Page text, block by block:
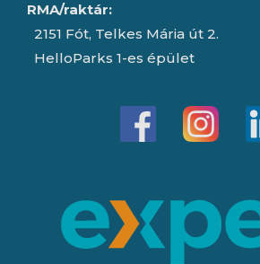
RMA/raktár:
2151 Fót, Telkes Mária út 2.
HelloParks 1-es épület